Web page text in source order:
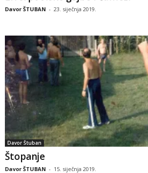
Davor ŠTUBAN - 23. siječnja 2019.
Davor Štuban
Štopanje
Davor ŠTUBAN - 15. siječnja 2019.